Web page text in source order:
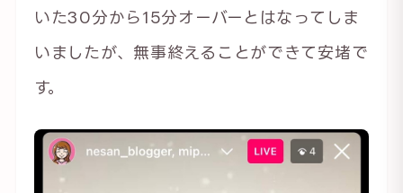
いた30分から15分オーバーとはなってしま
いましたが、無事終えることができて安堵で
す。